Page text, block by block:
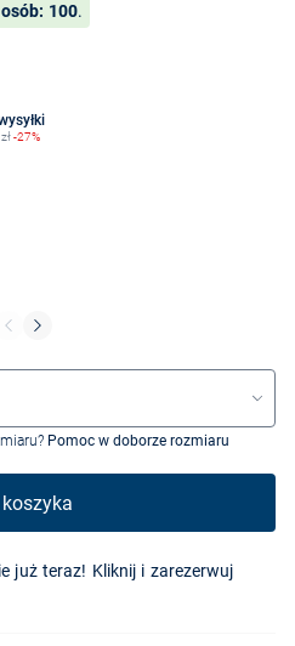
osób: 100.
zł-27%
Pomoc w doborze rozmiaru
już teraz! Kliknij i zarezerwuj